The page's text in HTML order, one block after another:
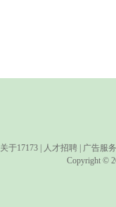
关于17173 人才招聘
广告服务
Copyright ©